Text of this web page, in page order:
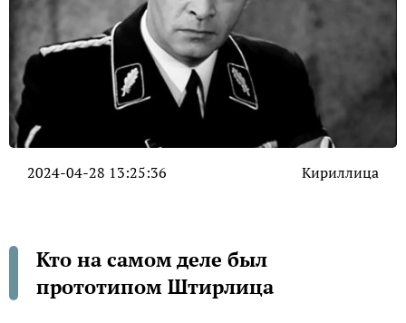
2024-04-28 13:25:36 Кириллица
Кто на самом деле был
прототипом Штирлица